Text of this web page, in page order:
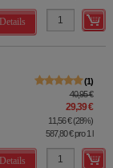
Details
1
40,95 €
29,39 €
11,56 €(28%)
587,80 €pro 1 l
Details